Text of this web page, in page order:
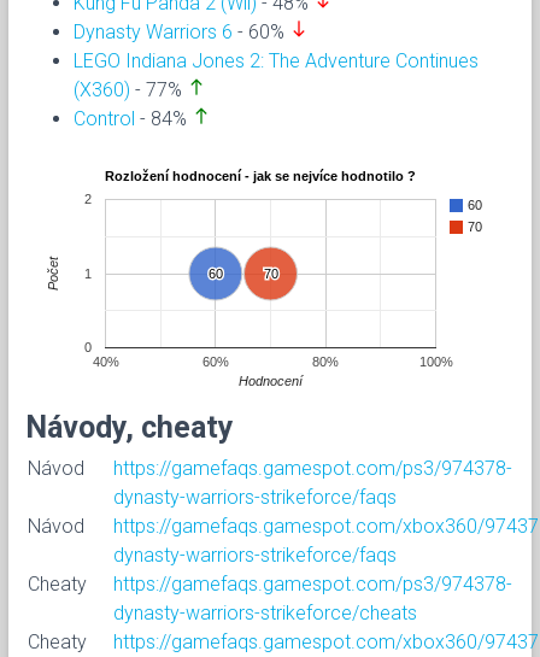
Dynasty Warriors 6 - 60% south
LEGO Indiana Jones 2: The Adventure Continues
(X360) - 77% north
Control - 84% north
Rozložení hodnocení - jak se nejvíce hodnotilo ?
60
70
60
60 70
70
40% 60% 80% 100%
0
1
2
Hodnocení
Počet
Návody, cheaty
Návod
https://gamefaqs.gamespot.com/ps3/974378-
dynasty-warriors-strikeforce/faqs
Návod
https://gamefaqs.gamespot.com/xbox360/
dynasty-warriors-strikeforce/faqs
Cheaty
https://gamefaqs.gamespot.com/ps3/974378-
dynasty-warriors-strikeforce/cheats
Cheaty
https://gamefaqs.gamespot.com/xbox360/